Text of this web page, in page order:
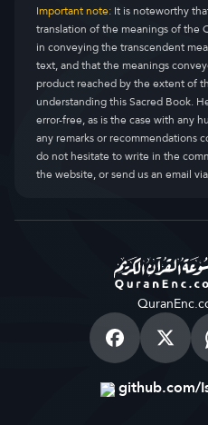
Important note:It is noteworthy
translation of the meanings of the
in conveying the transcendent
text, and that the meanings
product reached by the extent of
understanding this Sacred Book.
error-free, as is the case with any
any remarks or recommendations
do not hesitate to write in the
the website, or send us an email
github.com/